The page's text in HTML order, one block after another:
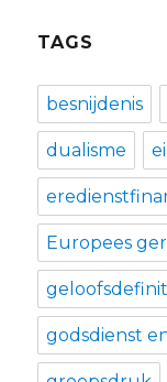
TAGS
besnijdenis
dualisme
Europees
godsdienst